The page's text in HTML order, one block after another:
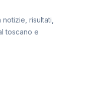
risultati,
toscano e